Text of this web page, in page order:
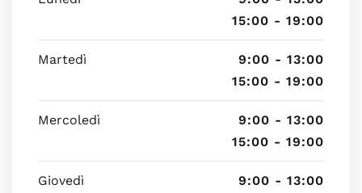
15:00 - 19:00
Martedì
9:00 - 13:00
15:00 - 19:00
Mercoledì
9:00 - 13:00
15:00 - 19:00
Giovedì
9:00 - 13:00